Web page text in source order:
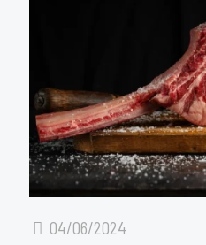
04/06/2024